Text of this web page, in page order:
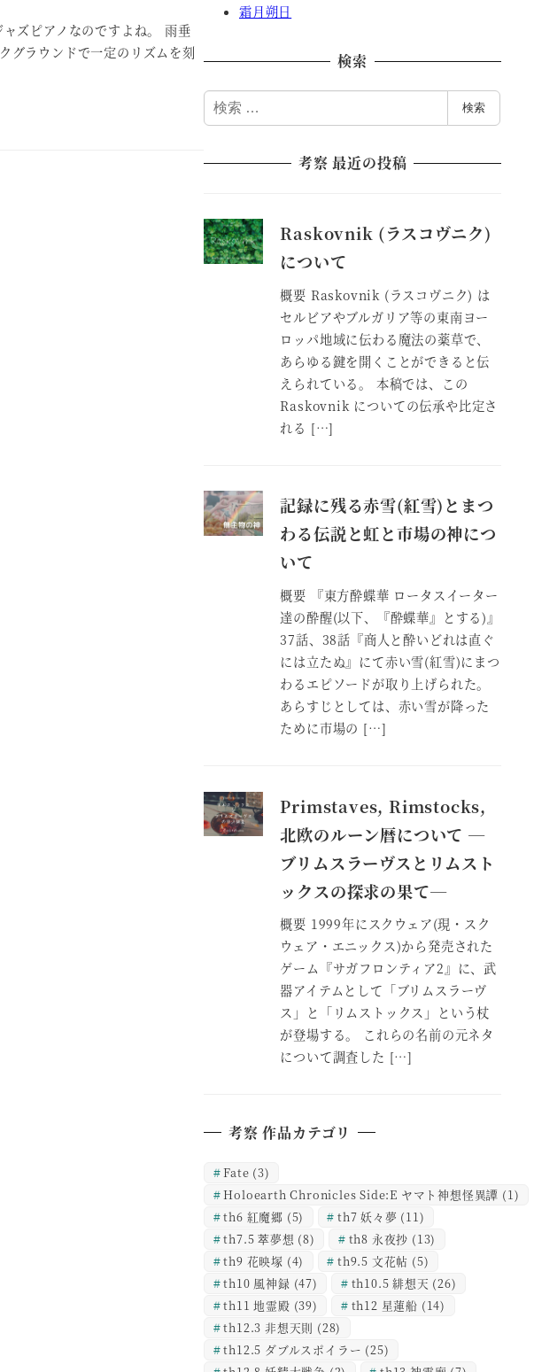
ズピアノなのですよね。 雨垂
グラウンドで一定のリズムを刻
霜月朔日
検索
検
索
検索
考察 最近の投稿
Raskovnik (ラスコヴニク)
について
概要 Raskovnik (ラスコヴニク) は
セルビアやブルガリア等の東南ヨー
ロッパ地域に伝わる魔法の薬草で、
あらゆる鍵を開くことができると伝
えられている。 本稿では、この
Raskovnik についての伝承や比定さ
れる […]
記録に残る赤雪(紅雪)とまつ
わる伝説と虹と市場の神につ
いて
概要 『東方酔蝶華 ロータスイーター
達の酔醒(以下、『酔蝶華』とする)』
37話、38話『商人と酔いどれは直ぐ
には立たぬ』にて赤い雪(紅雪)にまつ
わるエピソードが取り上げられた。
あらすじとしては、赤い雪が降った
ために市場の […]
Primstaves, Rimstocks,
北欧のルーン暦について ―
ブリムスラーヴスとリムスト
ックスの探求の果て―
概要 1999年にスクウェア(現・スク
ウェア・エニックス)から発売された
ゲーム『サガフロンティア2』に、武
器アイテムとして「ブリムスラーヴ
ス」と「リムストックス」という杖
が登場する。 これらの名前の元ネタ
について調査した […]
考察 作品カテゴリ
Fate (3)
Holoearth Chronicles Side:E ヤマト神想怪異譚 (1)
th6 紅魔郷 (5) th7 妖々夢 (11)
th7.5 萃夢想 (8) th8 永夜抄 (13)
th9 花映塚 (4) th9.5 文花帖 (5)
th10 風神録 (47) th10.5 緋想天 (26)
th11 地霊殿 (39) th12 星蓮船 (14)
th12.3 非想天則 (28)
th12.5 ダブルスポイラー (25)